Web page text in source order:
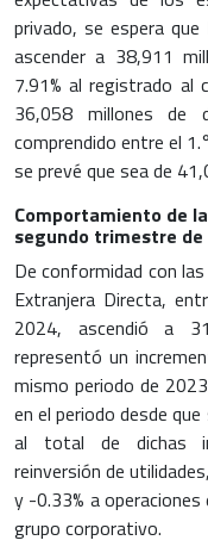
privado, se espera que
ascender a 38,911
7.91% al registrado al
36,058 millones de
comprendido entre el
se prevé que sea de
Comportamiento de
segundo trimestre de
De conformidad con
Extranjera Directa,
2024, ascendió a
representó un
mismo periodo de
en el periodo desde
al total de dichas
reinversión de
y -0.33% a
grupo corporativo.